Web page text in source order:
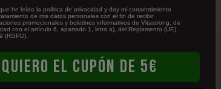
EMPRESA
he leído la política de privacidad y doy mi consentimiento
de mis datos personales con el fin de recibir
promocionales y boletines informativos de Vitastrong, de
con el artículo 6, apartado 1, letra a), del Reglamento (UE)
(RGPD).
QUIERO EL CUPÓN DE 5€